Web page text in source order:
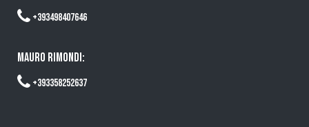
+393498407646
MAURO RIMONDI:
+393358252637